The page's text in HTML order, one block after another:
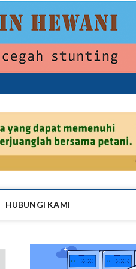
HUBUNGI KAMI